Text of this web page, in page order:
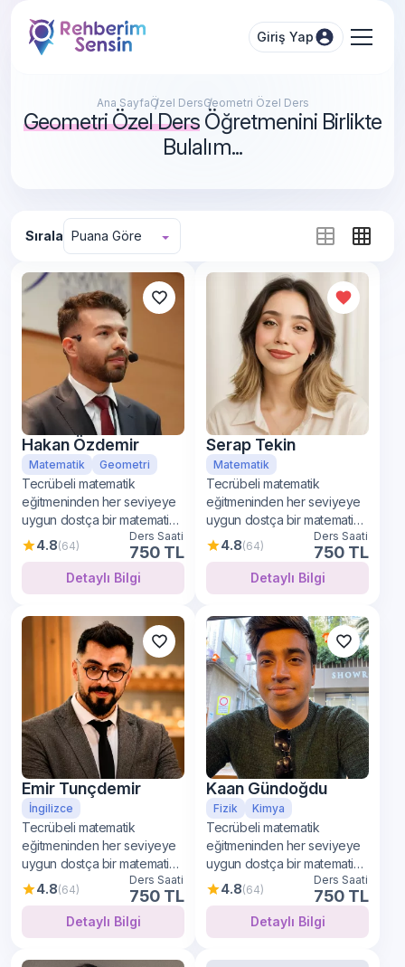
Giriş Yap
Ana SayfaÖzel DersGeometri Özel Ders
Geometri Özel Ders Öğretmenini Birlikte
Bulalım...
Sırala Puana Göre
Hakan Özdemir
Matematik Geometri
Tecrübeli matematik
eğitmeninden her seviyeye
uygun dostça bir matematik
öğrenimi
4.8(64)
Ders Saati
750 TL
Detaylı Bilgi
Serap Tekin
Matematik
Tecrübeli matematik
eğitmeninden her seviyeye
uygun dostça bir matematik
öğrenimi
4.8(64)
Ders Saati
750 TL
Detaylı Bilgi
Emir Tunçdemir
İngilizce
Tecrübeli matematik
eğitmeninden her seviyeye
uygun dostça bir matematik
öğrenimi
4.8(64)
Ders Saati
750 TL
Detaylı Bilgi
Kaan Gündoğdu
Fizik Kimya
Tecrübeli matematik
eğitmeninden her seviyeye
uygun dostça bir matematik
öğrenimi
4.8(64)
Ders Saati
750 TL
Detaylı Bilgi